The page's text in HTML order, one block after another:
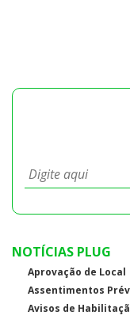
NOTÍCIAS PLUG
Aprovação de Local
Assentimentos
Avisos de